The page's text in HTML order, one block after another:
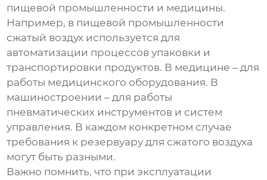
пищевой промышленности и медицины.
Например, в пищевой промышленности
сжатый воздух используется для
автоматизации процессов упаковки и
транспортировки продуктов. В медицине – для
работы медицинского оборудования. В
машиностроении – для работы
пневматических инструментов и систем
управления. В каждом конкретном случае
требования к резервуару для сжатого воздуха
могут быть разными.
Важно помнить, что при эксплуатации